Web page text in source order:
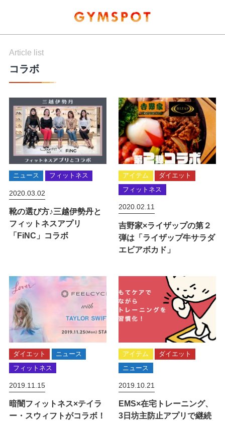
Article list
コラボ
ニュース フィットネス
2020.03.02
靴の選び方♪三越伊勢丹と
フィットネスアプリ
「FiNC」コラボ
アイテム
ダイエット
フィットネス
2020.02.11
吉野家×ライザップの第２
弾は「ライザップ牛サラダ
エビアボカド」
ダイエット
ニュース
フィットネス
2019.11.15
暗闇フィットネス×テイラ
ー・スウィフトがコラボ！
アイテム
ダイエット
ニュース
2019.10.21
EMS×在宅トレーニング、
3日坊主防止アプリで継続